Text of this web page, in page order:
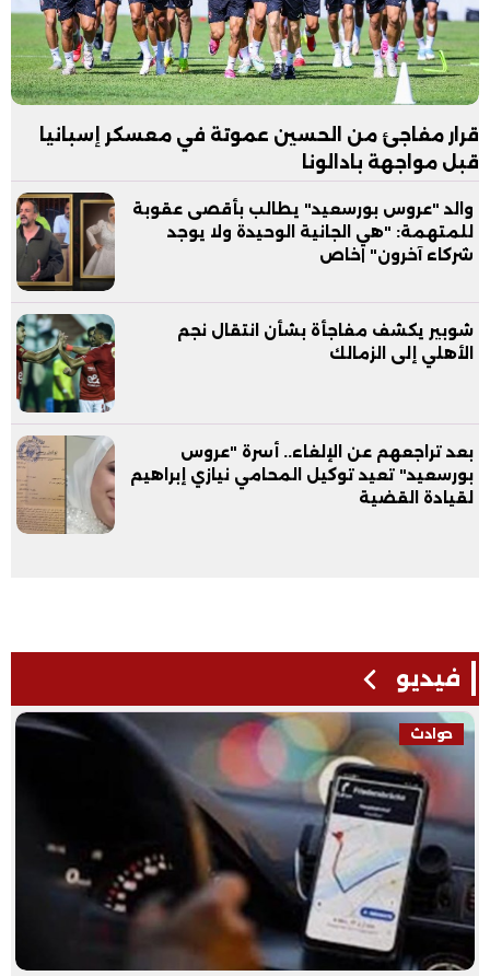
قرار مفاجئ من الحسين عموتة في معسكر إسبانيا
قبل مواجهة بادالونا
والد "عروس بورسعيد" يطالب بأقصى عقوبة
للمتهمة: "هي الجانية الوحيدة ولا يوجد
شركاء آخرون" |خاص
شوبير يكشف مفاجأة بشأن انتقال نجم
الأهلي إلى الزمالك
بعد تراجعهم عن الإلغاء.. أسرة "عروس
بورسعيد" تعيد توكيل المحامي نيازي إبراهيم
لقيادة القضية
فيديو
فيديو